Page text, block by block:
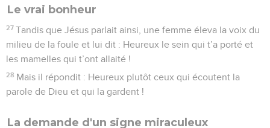
Le vrai bonheur
27 Tandis que Jésus parlait ainsi, une femme éleva la voix du
milieu de la foule et lui dit : Heureux le sein qui t’a porté et
les mamelles qui t’ont allaité !
28 Mais il répondit : Heureux plutôt ceux qui écoutent la
parole de Dieu et qui la gardent !
La demande d'un signe miraculeux